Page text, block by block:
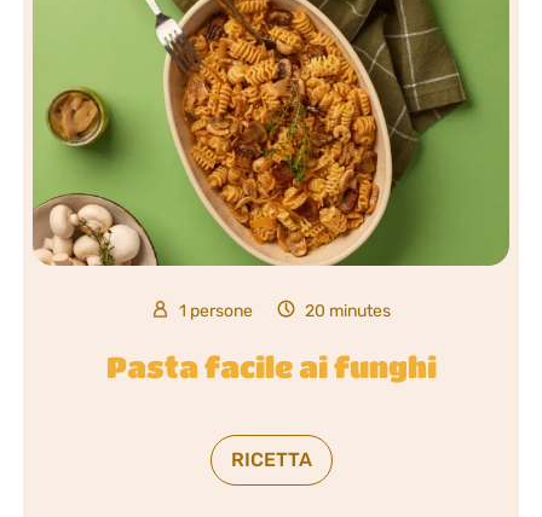
1 persone 20 minutes
Pasta facile ai funghi
RICETTA